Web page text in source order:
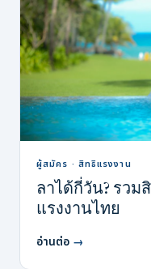
ผู้สมัคร · สิทธิแรงงาน
ลาได้กี่วัน? รว
แรงงานไทย
อ่านต่อ →